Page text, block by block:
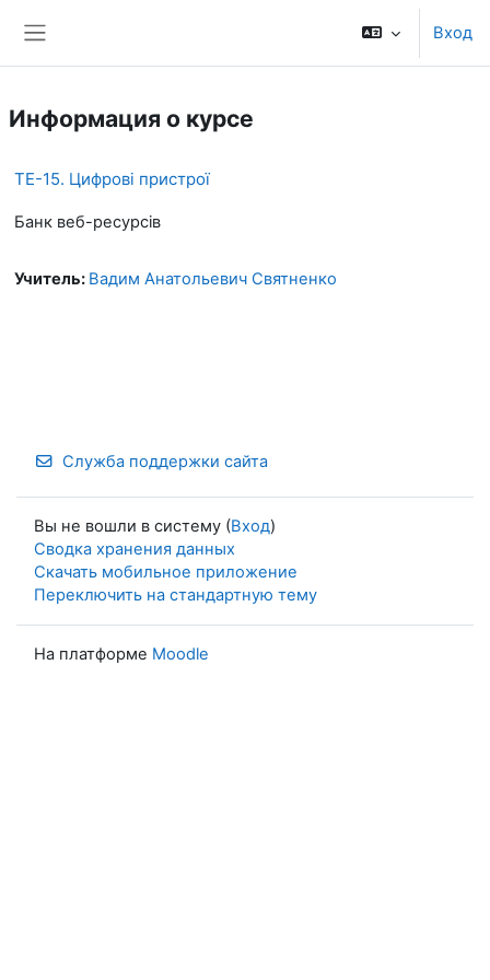
Вход
Информация о курсе
ТЕ-15. Цифрові пристрої
Банк веб-ресурсів
Учитель: Вадим Анатольевич Святненко
Служба поддержки сайта
Вы не вошли в систему (Вход)
Сводка хранения данных
Скачать мобильное приложение
Переключить на стандартную тему
На платформе Moodle